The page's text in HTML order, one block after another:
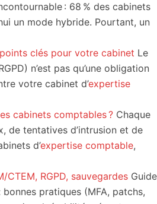
: 68 % des cabinets
un mode hybride. Pourtant, un
clés pour votre cabinet Le
n’est pas qu’une obligation
votre cabinet d’expertise
cabinets comptables ? Chaque
de tentatives d’intrusion et de
d’expertise comptable,
CTEM, RGPD, sauvegardes Guide
pratiques (MFA, patchs,